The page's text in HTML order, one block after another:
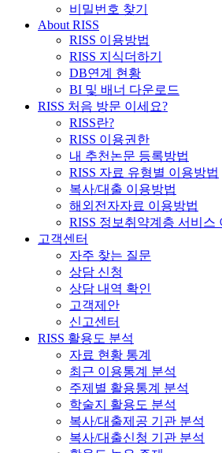
비밀번호 찾기
About RISS
RISS 이용방법
RISS 지식더하기
DB연계 현황
BI 및 배너 다운로드
RISS 처음 방문 이세요?
RISS란?
RISS 이용권한
내 추천논문 등록방법
RISS 자료 유형별 이용방법
복사/대출 이용방법
해외전자자료 이용방법
RISS 정보취약계층 서비스
고객센터
자주 찾는 질문
상담 신청
상담 내역 확인
고객제안
신고센터
RISS 활용도 분석
자료 현황 통계
최근 이용통계 분석
주제별 활용통계 분석
학술지 활용도 분석
복사/대출제공 기관 분석
복사/대출신청 기관 분석